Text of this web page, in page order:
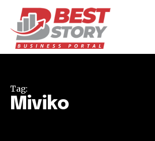
Tag:
Miviko